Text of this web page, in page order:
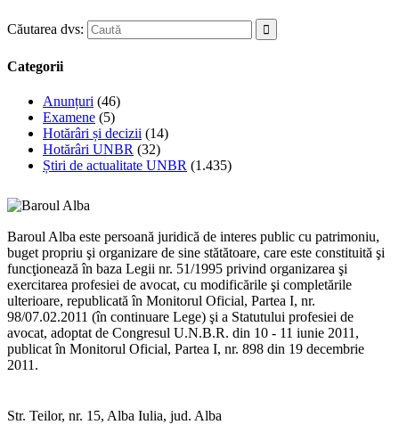
Căutarea dvs:
Categorii
Anunțuri (46)
Examene (5)
Hotărâri și decizii (14)
Hotărâri UNBR (32)
Știri de actualitate UNBR (1.435)
Baroul Alba este persoană juridică de interes public cu patrimoniu,
buget propriu şi organizare de sine stătătoare, care este constituită şi
funcţionează în baza Legii nr. 51/1995 privind organizarea şi
exercitarea profesiei de avocat, cu modificările şi completările
ulterioare, republicată în Monitorul Oficial, Partea I, nr.
98/07.02.2011 (în continuare Lege) şi a Statutului profesiei de
avocat, adoptat de Congresul U.N.B.R. din 10 - 11 iunie 2011,
publicat în Monitorul Oficial, Partea I, nr. 898 din 19 decembrie
2011.
Str. Teilor, nr. 15, Alba Iulia, jud. Alba